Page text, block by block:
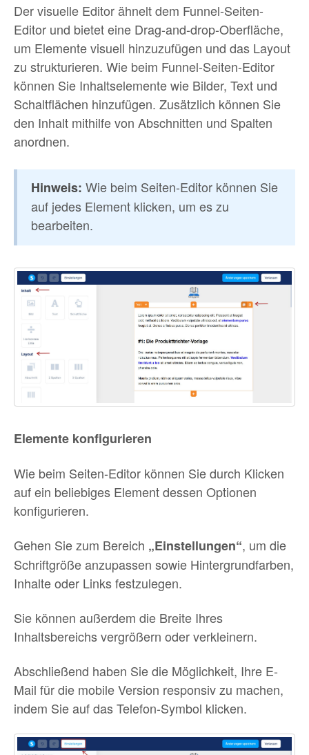
Der visuelle Editor ähnelt dem Funnel-Seiten-
Editor und bietet eine Drag-and-drop-Oberfläche,
um Elemente visuell hinzuzufügen und das Layout
zu strukturieren. Wie beim Funnel-Seiten-Editor
können Sie Inhaltselemente wie Bilder, Text und
Schaltflächen hinzufügen. Zusätzlich können Sie
den Inhalt mithilfe von Abschnitten und Spalten
anordnen.
Hinweis: Wie beim Seiten-Editor können Sie
auf jedes Element klicken, um es zu
bearbeiten.
Elemente konfigurieren
Wie beim Seiten-Editor können Sie durch Klicken
auf ein beliebiges Element dessen Optionen
konfigurieren.
Gehen Sie zum Bereich „Einstellungen“, um die
Schriftgröße anzupassen sowie Hintergrundfarben,
Inhalte oder Links festzulegen.
Sie können außerdem die Breite Ihres
Inhaltsbereichs vergrößern oder verkleinern.
Abschließend haben Sie die Möglichkeit, Ihre E-
Mail für die mobile Version responsiv zu machen,
indem Sie auf das Telefon-Symbol klicken.